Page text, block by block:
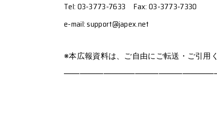
Tel: 03-3773-7633 Fax: 03-3773-7330
e-mail: support@japex.net
※本広報資料は、ご自由にご転送・ご引用